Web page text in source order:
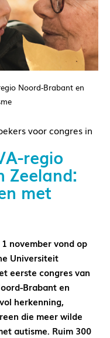
Noord-Brabant en
voor congres in
regio
Zeeland:
met
november vond op
Universiteit
eerste congres van
Brabant en
herkenning,
die meer wilde
autisme. Ruim 300